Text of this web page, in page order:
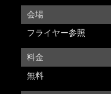
会場
フライヤー参照
料金
無料